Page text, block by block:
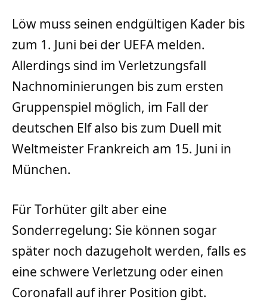
Löw muss seinen endgültigen Kader bis
zum 1. Juni bei der UEFA melden.
Allerdings sind im Verletzungsfall
Nachnominierungen bis zum ersten
Gruppenspiel möglich, im Fall der
deutschen Elf also bis zum Duell mit
Weltmeister Frankreich am 15. Juni in
München.
Für Torhüter gilt aber eine
Sonderregelung: Sie können sogar
später noch dazugeholt werden, falls es
eine schwere Verletzung oder einen
Coronafall auf ihrer Position gibt.